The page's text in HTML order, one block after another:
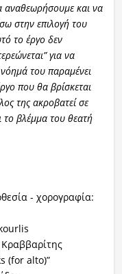
αναθεωρήσουμε και να
στην επιλογή του
το έργο δεν
για να
νόημά του παραμένει
που θα βρίσκεται
της ακροβατεί σε
το βλέμμα του θεατή
- χορογραφία:
(for alto)”